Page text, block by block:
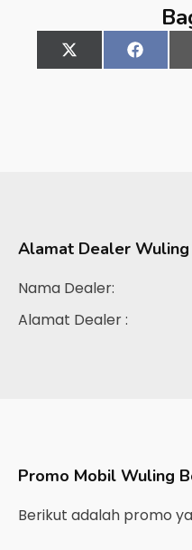
Share
on
X
(Twitter)
Share
on
Alamat Dealer
Nama Dealer:
Alamat Dealer :
Promo Mobil Wuling
Berikut adalah promo